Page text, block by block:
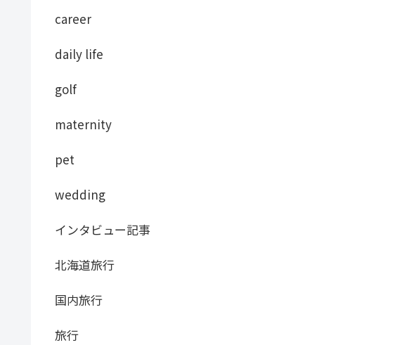
career
daily life
golf
maternity
pet
wedding
インタビュー記事
北海道旅行
国内旅行
旅行